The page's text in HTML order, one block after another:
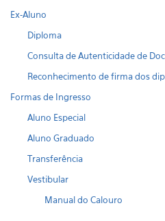
Ex-Aluno
Diploma
Consulta de Autenticidade de
Reconhecimento de firma dos
Formas de Ingresso
Aluno Especial
Aluno Graduado
Transferência
Vestibular
Manual do Calouro